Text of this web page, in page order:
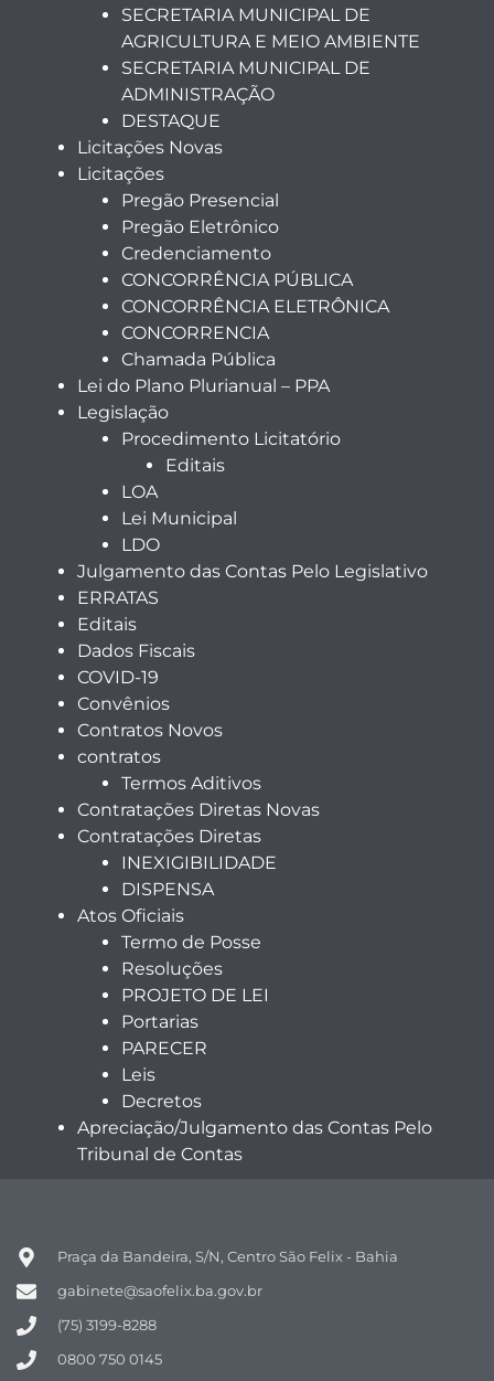
SECRETARIA MUNICIPAL DE
AGRICULTURA E MEIO AMBIENTE
SECRETARIA MUNICIPAL DE
ADMINISTRAÇÃO
DESTAQUE
Licitações Novas
Licitações
Pregão Presencial
Pregão Eletrônico
Credenciamento
CONCORRÊNCIA PÚBLICA
CONCORRÊNCIA ELETRÔNICA
CONCORRENCIA
Chamada Pública
Lei do Plano Plurianual – PPA
Legislação
Procedimento Licitatório
Editais
LOA
Lei Municipal
LDO
Julgamento das Contas Pelo Legislativo
ERRATAS
Editais
Dados Fiscais
COVID-19
Convênios
Contratos Novos
contratos
Termos Aditivos
Contratações Diretas Novas
Contratações Diretas
INEXIGIBILIDADE
DISPENSA
Atos Oficiais
Termo de Posse
Resoluções
PROJETO DE LEI
Portarias
PARECER
Leis
Decretos
Apreciação/Julgamento das Contas Pelo
Tribunal de Contas
Praça da Bandeira, S/N, Centro São Felix - Bahia
gabinete@saofelix.ba.gov.br
(75) 3199-8288
0800 750 0145